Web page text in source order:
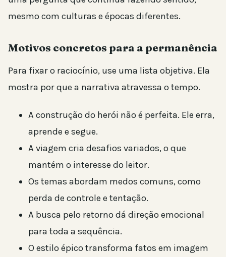
mesmo com culturas e épocas diferentes.
Motivos concretos para a permanência
Para fixar o raciocínio, use uma lista objetiva. Ela
mostra por que a narrativa atravessa o tempo.
A construção do herói não é perfeita. Ele erra,
aprende e segue.
A viagem cria desafios variados, o que
mantém o interesse do leitor.
Os temas abordam medos comuns, como
perda de controle e tentação.
A busca pelo retorno dá direção emocional
para toda a sequência.
O estilo épico transforma fatos em imagem